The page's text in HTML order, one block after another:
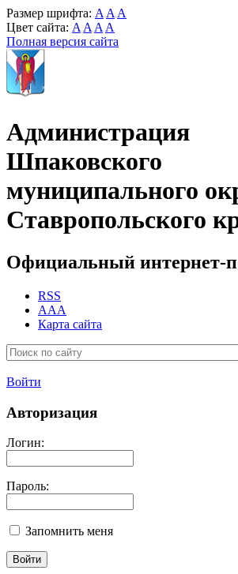
Размер шрифта: A A A
Цвет сайта: A A A A
Полная версия сайта
Администрация
Шпаковского
муниципального
Ставропольского
Официальный интернет-
RSS
AAA
Карта сайта
Войти
Авторизация
Логин:
Пароль:
Запомнить меня